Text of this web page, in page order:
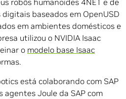
robôs humanoides 4NE1 e de
digitais baseados em OpenUSD
em ambientes domésticos e
utilizou o NVIDIA Isaac
o modelo base Isaac
está colaborando com SAP
agentes Joule da SAP com